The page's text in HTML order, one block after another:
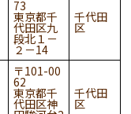
73
東京都千
代田区九
段北１－
２－14
千代田
区
101-00
62
東京都千
代田区神
千代田
区